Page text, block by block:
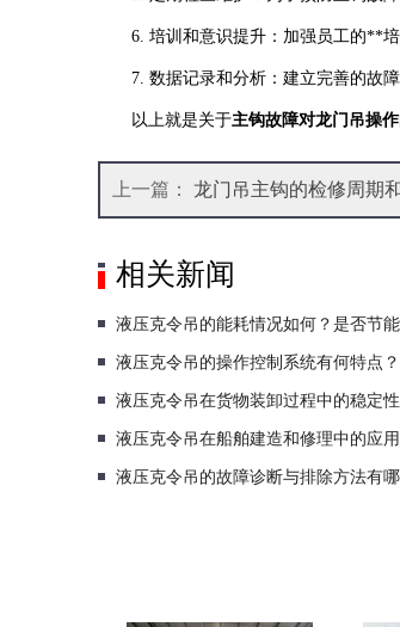
6. 培训和意识提升：加强员工的**
7. 数据记录和分析：建立完善的故
以上就是关于主钩故障对龙门吊操
上一篇： 龙门吊主钩的检修周期
相关新闻
液压克令吊的能耗情况如何？是否节
液压克令吊的操作控制系统有何特点
液压克令吊在货物装卸过程中的稳定
液压克令吊在船舶建造和修理中的应
液压克令吊的故障诊断与排除方法有